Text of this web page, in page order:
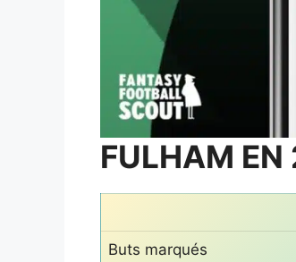
FULHAM
Buts marqués